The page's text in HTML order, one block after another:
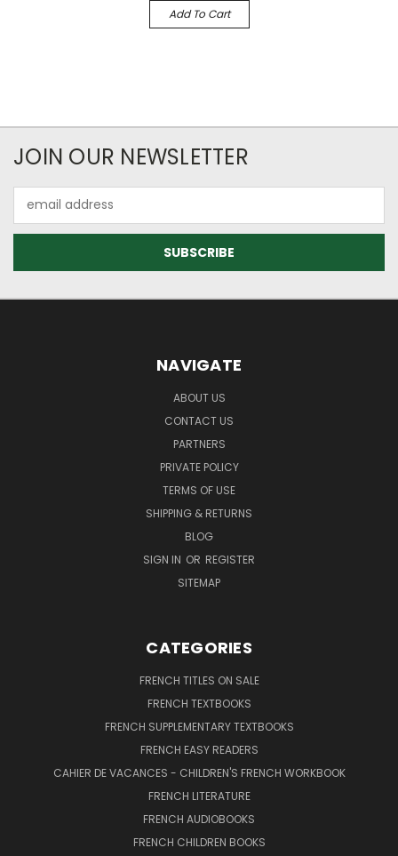
Add To Cart
JOIN OUR NEWSLETTER
Address
NAVIGATE
ABOUT US
CONTACT US
PARTNERS
PRIVATE POLICY
TERMS OF USE
SHIPPING & RETURNS
BLOG
SIGN IN OR REGISTER
SITEMAP
CATEGORIES
FRENCH TITLES ON SALE
FRENCH TEXTBOOKS
FRENCH SUPPLEMENTARY TEXTBOOKS
FRENCH EASY READERS
CAHIER DE VACANCES - CHILDREN'S FRENCH WORKBOOK
FRENCH LITERATURE
FRENCH AUDIOBOOKS
FRENCH CHILDREN BOOKS